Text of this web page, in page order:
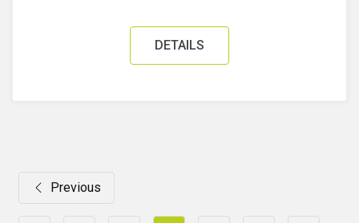
DETAILS
Previous